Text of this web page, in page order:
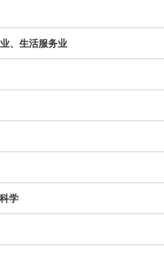
、生活服务业
学